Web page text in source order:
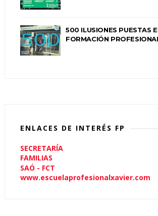
500 ILUSIONES PUESTAS
FORMACIÓN
ENLACES DE INTERÉS FP
SECRETARÍA
FAMILIAS
SAÓ - FCT
www.escuelaprofesionalxavier.com